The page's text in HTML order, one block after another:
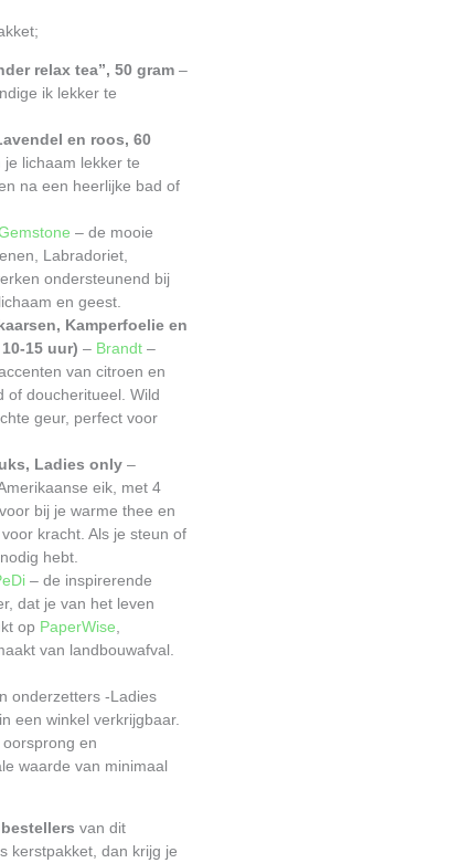
relax tea”, 50 gram–
ik lekker te
en roos, 60
je lichaam lekker te
na een heerlijke bad of
– de mooie
Labradoriet,
ondersteunend bij
en geest.
Kamperfoelie en
15 uur) – Brandt –
van citroen en
of doucheritueel. Wild
geur, perfect voor
Ladies only –
eik, met 4
bij je warme thee en
kracht. Als je steun of
hebt.
– de inspirerende
dat je van het leven
op PaperWise
van landbouwafval.
onderzetters -Ladies
een winkel verkrijgbaar.
en
waarde van minimaal
van dit
kerstpakket, dan krijg je